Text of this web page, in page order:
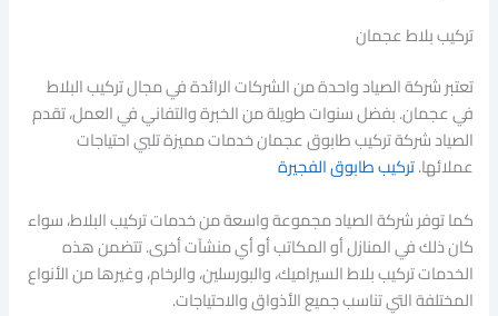
تركيب بلاط عجمان
تعتبر شركة الصياد واحدة من الشركات الرائدة في مجال تركيب البلاط
في عجمان. بفضل سنوات طويلة من الخبرة والتفاني في العمل، تقدم
الصياد شركة تركيب طابوق عجمان خدمات مميزة تلبي احتياجات
عملائها.تركيب طابوق الفجيرة
كما توفر شركة الصياد مجموعة واسعة من خدمات تركيب البلاط، سواء
كان ذلك في المنازل أو المكاتب أو أي منشآت أخرى. تتضمن هذه
الخدمات تركيب بلاط السيراميك، والبورسلين، والرخام، وغيرها من الأنواع
المختلفة التي تناسب جميع الأذواق والاحتياجات.